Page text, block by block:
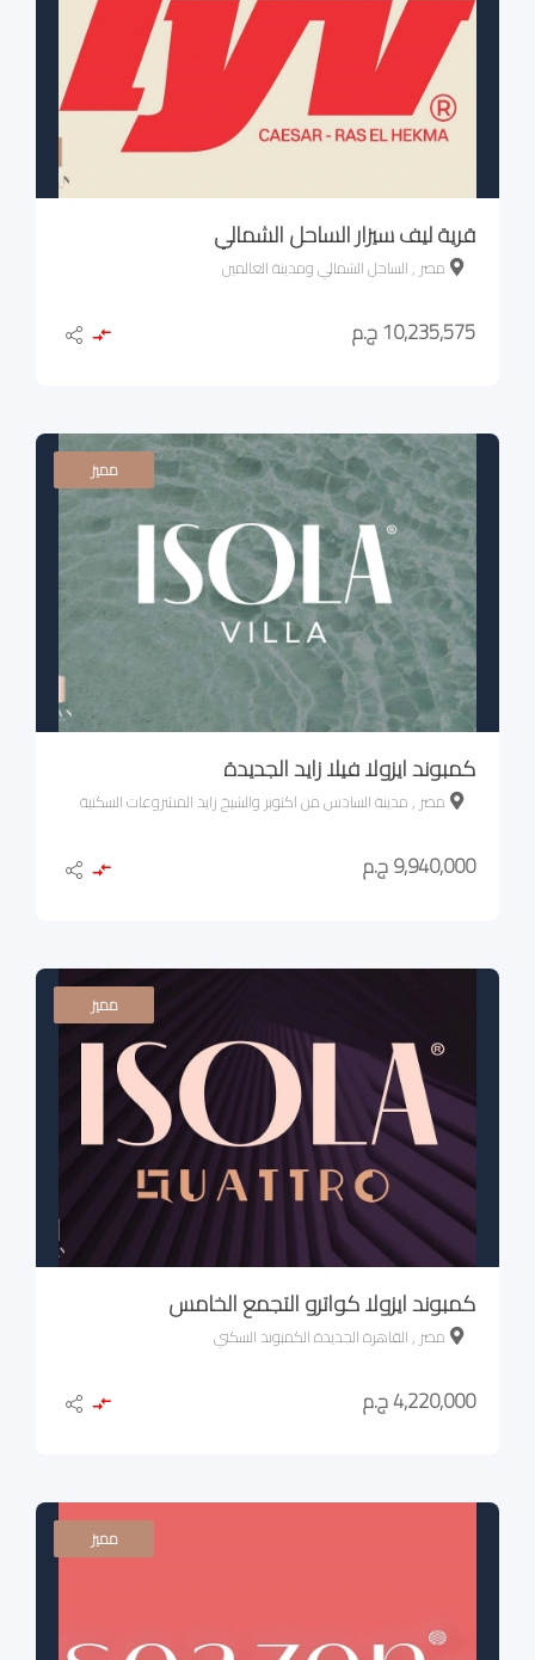
قرية ليف سيزار الساحل الشمالي
مصر , الساحل الشمالي ومدينة العالمين
10,235,575 ج.م
مميز
كمبوند ايزولا فيلا زايد الجديدة
مصر , مدينة السادس من اكتوبر والشيخ زايد المشروعات السكنية
9,940,000 ج.م
مميز
كمبوند ايزولا كواترو التجمع الخامس
مصر , القاهرة الجديدة الكمبوند السكني
4,220,000 ج.م
مميز